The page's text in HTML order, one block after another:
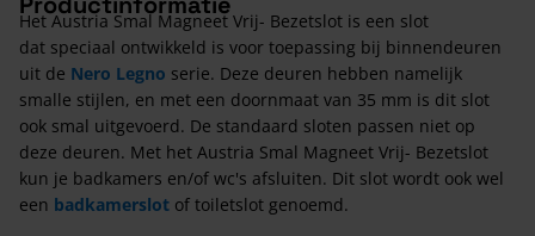
Het Austria Smal Magneet Vrij- Bezetslot is een slot
dat speciaal ontwikkeld is voor toepassing bij binnendeuren
uit de Nero Legno serie. Deze deuren hebben namelijk
smalle stijlen, en met een doornmaat van 35 mm is dit slot
ook smal uitgevoerd. De standaard sloten passen niet op
deze deuren. Met het Austria Smal Magneet Vrij- Bezetslot
kun je badkamers en/of wc's afsluiten. Dit slot wordt ook wel
een badkamerslot of toiletslot genoemd.